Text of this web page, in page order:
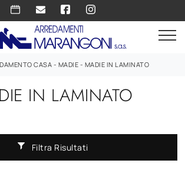
CASA - MADIE - MADIE IN LAMINATO
IN LAMINATO
Filtra Risultati